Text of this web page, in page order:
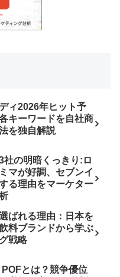
ィ2026年ヒット予
キーワードを自社商
を独自解説
社の明暗くっきり:ロ
マが好調、セブンイ
る理由をマーケター
ばれる理由：日本を
料ブランドから学ぶ
戦略
とは？競争優位